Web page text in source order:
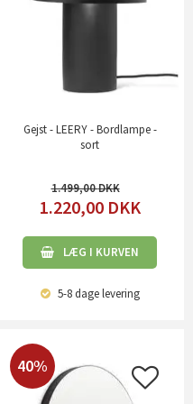
Gejst - LEERY - Bordlampe -
sort
1.499,00
1.220,00 DKK
LÆG I KURVEN
5-8 dagelevering
40%